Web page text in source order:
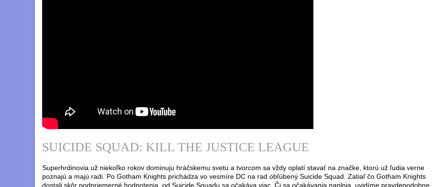
SUICIDE SQUAD: KILL THE JUSTICE LEAGUE
Superhrdinovia už niekoľko rokov dominuju hráčskemu svetu a tvorcom sa vždy oplatí stavať na značke, ktorú už ľudia verne
poznajú a majú radi. Po Gotham Knights prichádza vo vesmíre DC na rad obľúbený Suicide Squad. Zatiaľ čo Gotham Knights
dostali skôr podpriemerné hodnotenia, od Suicide Squadu sa očakáva viac. Či sa očakávania naplnia, uvidíme pravdepodobne